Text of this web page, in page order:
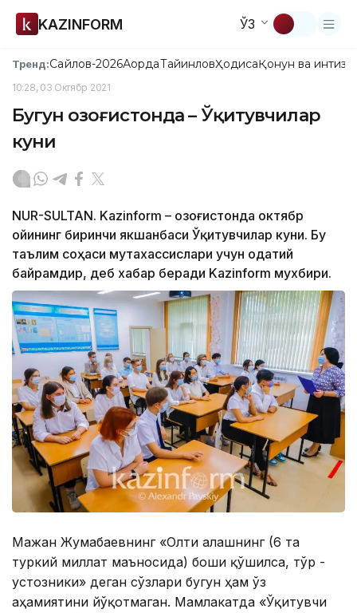
KAZINFORM ЎЗ
Тренд:Сайлов-2026АқордаТайинловҲодисаҚонун ва
10:28, 03 Октябр 2021
Бугун Қозоғистонда – Ўқитувчилар
куни
NUR-SULTAN. Kazinform – Қозоғистонда октябр
ойининг биринчи якшанбаси Ўқитувчилар куни. Бу
таълим соҳаси мутахассислари учун одатий
байрамдир, деб хабар беради Kazinform мухбири.
Мағжан Жумабаевнинг «Олти алашнинг (6 та
туркий миллат маъносида) боши қўшилса, тўр -
устозники» деган сўзлари бугун ҳам ўз
аҳамиятини йўқотмаган. Мамлакатда «Ўқитувчи